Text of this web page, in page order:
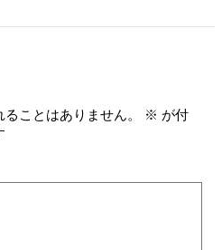
ことはありません。 ※ が付